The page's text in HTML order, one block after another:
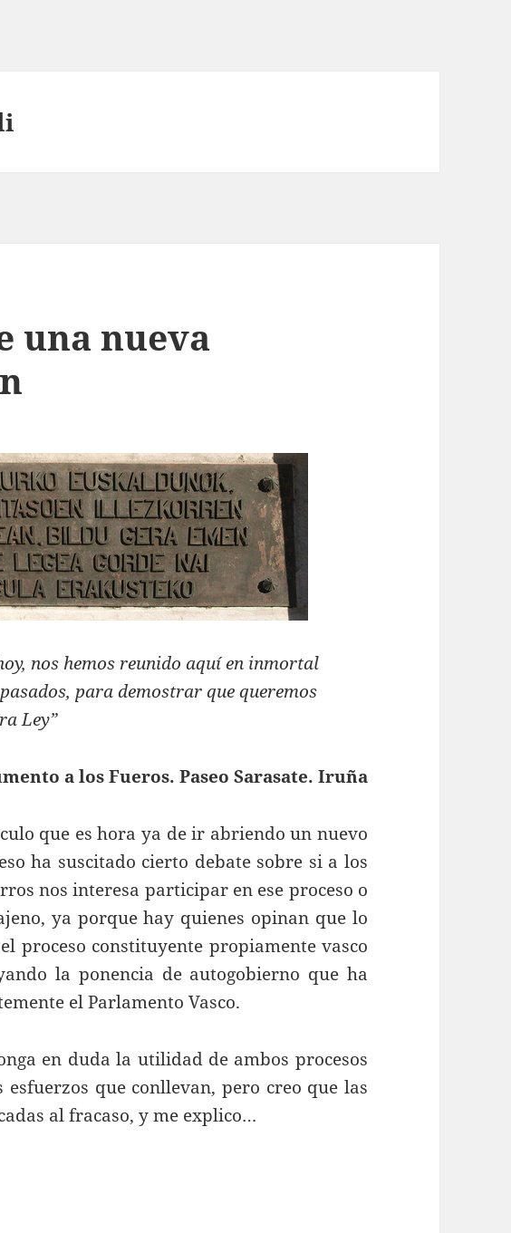
una nueva
nos hemos reunido aquí en inmortal
para demostrar que queremos
Ley”
a los Fueros. Paseo Sarasate. Iruña
que es hora ya de ir abriendo un nuevo
ha suscitado cierto debate sobre si a los
nos interesa participar en ese proceso o
ya porque hay quienes opinan que lo
proceso constituyente propiamente vasco
la ponencia de autogobierno que ha
el Parlamento Vasco.
en duda la utilidad de ambos procesos
que conllevan, pero creo que las
al fracaso, y me explico…
una nueva Constitución